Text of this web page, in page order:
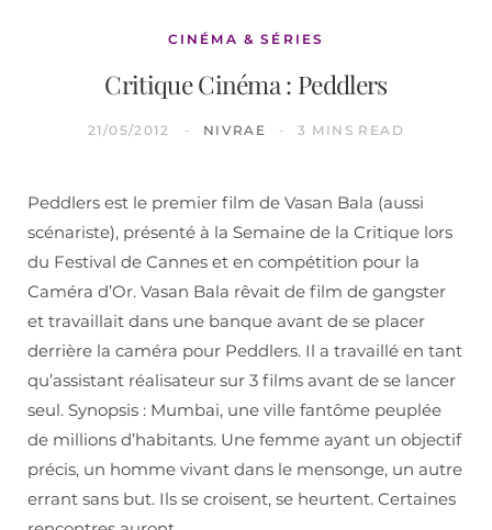
CINÉMA & SÉRIES
Critique Cinéma : Peddlers
21/05/2012 NIVRAE 3 MINS READ
Peddlers est le premier film de Vasan Bala (aussi
scénariste), présenté à la Semaine de la Critique lors
du Festival de Cannes et en compétition pour la
Caméra d’Or. Vasan Bala rêvait de film de gangster
et travaillait dans une banque avant de se placer
derrière la caméra pour Peddlers. Il a travaillé en tant
qu’assistant réalisateur sur 3 films avant de se lancer
seul. Synopsis : Mumbai, une ville fantôme peuplée
de millions d’habitants. Une femme ayant un objectif
précis, un homme vivant dans le mensonge, un autre
errant sans but. Ils se croisent, se heurtent. Certaines